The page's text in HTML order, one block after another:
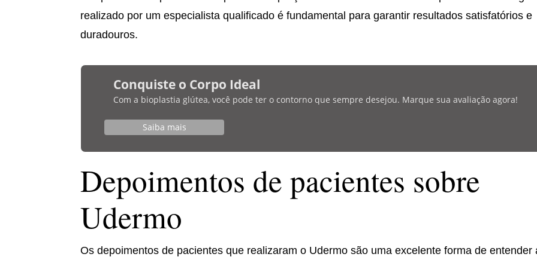
realizado por um especialista qualificado é fundamental para garantir resultados satisfatórios e
duradouros.
Conquiste o Corpo Ideal
Com a bioplastia glútea, você pode ter o contorno que sempre desejou. Marque sua avaliação agora!
Saiba mais
Depoimentos de pacientes sobre
Udermo
Os depoimentos de pacientes que realizaram o Udermo são uma excelente forma de entender